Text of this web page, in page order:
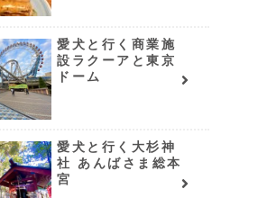
愛犬と行く商業施
設ラクーアと東京
ドーム
愛犬と行く大杉神
社 あんばさま総本
宮